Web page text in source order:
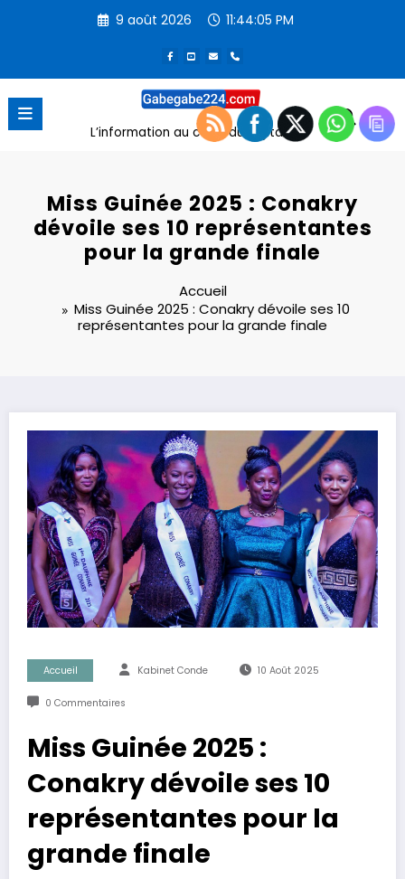
9 août 2026 11:44:06 PM
L’information au cœur du digital
Miss Guinée 2025 : Conakry
dévoile ses 10 représentantes
pour la grande finale
Accueil
Miss Guinée 2025 : Conakry dévoile ses 10
représentantes pour la grande finale
Accueil Kabinet Conde 10 Août 2025
0 Commentaires
Miss Guinée 2025 :
Conakry dévoile ses 10
représentantes pour la
grande finale